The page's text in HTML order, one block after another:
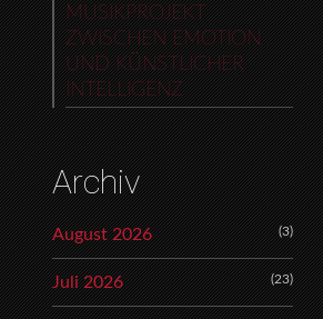
MUSIKPROJEKT
ZWISCHEN EMOTION
UND KÜNSTLICHER
INTELLIGENZ
Archiv
August 2026 (3)
Juli 2026 (23)